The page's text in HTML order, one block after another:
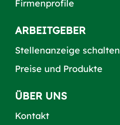
Firmenprofile
ARBEITGEBER
Stellenanzeige schalten
Preise und Produkte
ÜBER UNS
Kontakt